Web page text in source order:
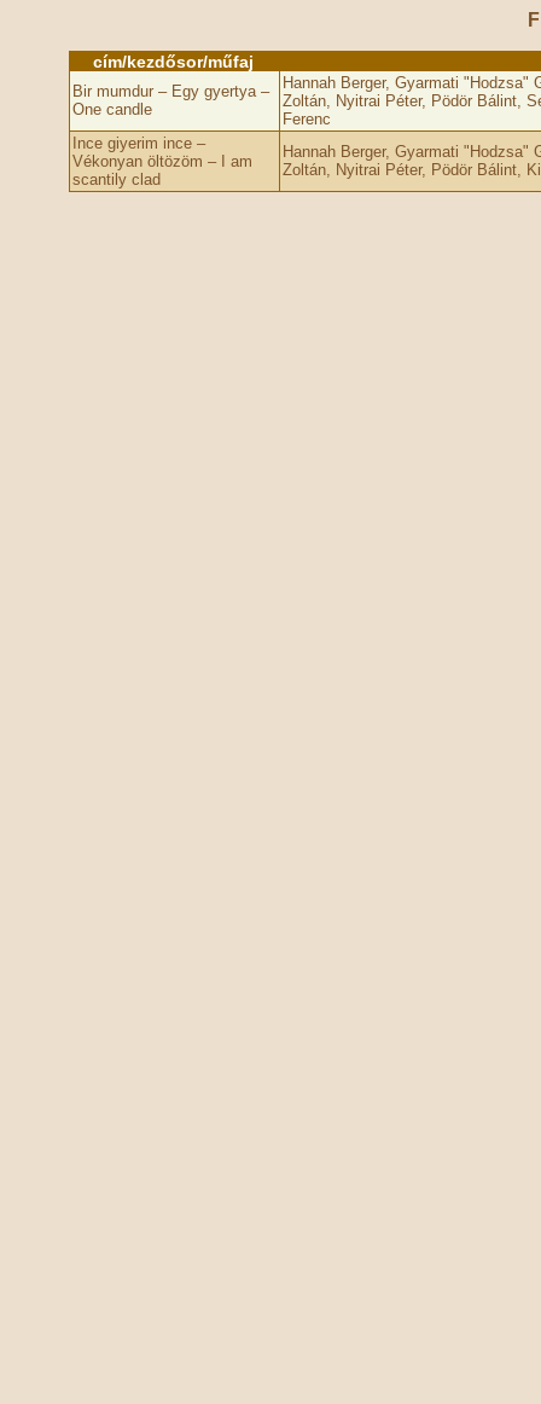
cím/kezdősor/műfaj
Bir mumdur – Egy gyertya –
One candle
Hannah Berger, Gyarmati "Hodzsa"
Zoltán, Nyitrai Péter, Pödör Bálint,
Ferenc
Ince giyerim ince –
Vékonyan öltözöm – I am
scantily clad
Hannah Berger, Gyarmati "Hodzsa"
Zoltán, Nyitrai Péter, Pödör Bálint,